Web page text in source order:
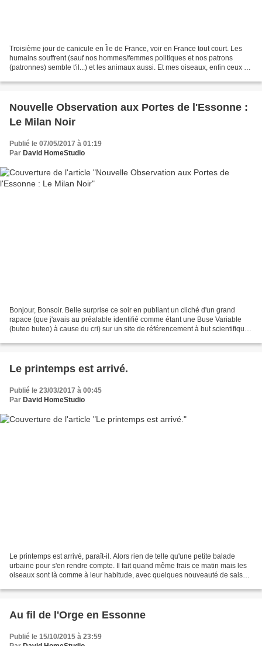
Troisième jour de canicule en Île de France, voir en France tout court. Les
humains souffrent (sauf nos hommes/femmes politiques et nos patrons
(patronnes) semble t'il...) et les animaux aussi. Et mes oiseaux, enfin ceux de
Nouvelle Observation aux Portes de l'Essonne :
Le Milan Noir
Publié le 07/05/2017 à 01:19
Par David HomeStudio
Bonjour, Bonsoir. Belle surprise ce soir en publiant un cliché d'un grand
rapace (que j'avais au préalable identifié comme étant une Buse Variable
(buteo buteo) à cause du cri) sur un site de référencement à but scientifique,
Le printemps est arrivé.
Publié le 23/03/2017 à 00:45
Par David HomeStudio
Le printemps est arrivé, paraît-il. Alors rien de telle qu'une petite balade
urbaine pour s'en rendre compte. Il fait quand même frais ce matin mais les
oiseaux sont là comme à leur habitude, avec quelques nouveauté de saison.
Au fil de l'Orge en Essonne
Publié le 15/10/2015 à 23:59